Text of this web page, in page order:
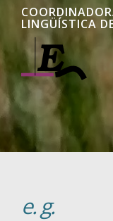
LINGÜÍSTICA
e. g.